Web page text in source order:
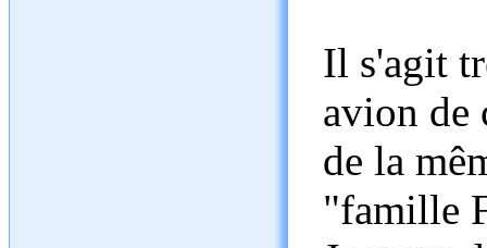
Il s'agit
avion de
de la
"famille